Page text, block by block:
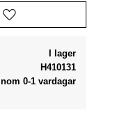
I lager
H410131
0-1 vardagar